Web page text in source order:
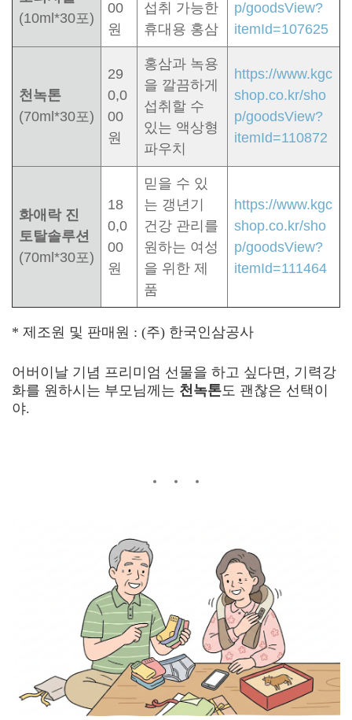
(10ml*30포)
00
원
섭취 가능한
휴대용 홍삼
p/goodsView?
itemId=107625
천녹톤
(70ml*30포)
29
0,0
00
원
홍삼과 녹용
을 깔끔하게
섭취할 수
있는 액상형
파우치
https://www.kgc
shop.co.kr/sho
p/goodsView?
itemId=110872
화애락 진
토탈솔루션
(70ml*30포)
18
0,0
00
원
믿을 수 있
는 갱년기
건강 관리를
원하는 여성
을 위한 제
품
https://www.kgc
shop.co.kr/sho
p/goodsView?
itemId=111464
* 제조원 및 판매원 : (주) 한국인삼공사
어버이날 기념 프리미엄 선물을 하고 싶다면, 기력강
화를 원하시는 부모님께는 천녹톤도 괜찮은 선택이
야.